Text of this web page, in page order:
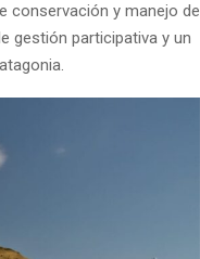
conservación y manejo de
gestión participativa y un